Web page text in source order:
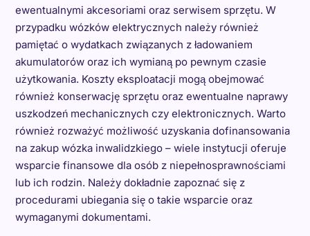
ewentualnymi akcesoriami oraz serwisem sprzętu. W
przypadku wózków elektrycznych należy również
pamiętać o wydatkach związanych z ładowaniem
akumulatorów oraz ich wymianą po pewnym czasie
użytkowania. Koszty eksploatacji mogą obejmować
również konserwację sprzętu oraz ewentualne naprawy
uszkodzeń mechanicznych czy elektronicznych. Warto
również rozważyć możliwość uzyskania dofinansowania
na zakup wózka inwalidzkiego – wiele instytucji oferuje
wsparcie finansowe dla osób z niepełnosprawnościami
lub ich rodzin. Należy dokładnie zapoznać się z
procedurami ubiegania się o takie wsparcie oraz
wymaganymi dokumentami.